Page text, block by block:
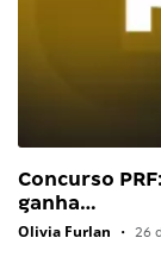
Concurso
ganha…
Olivia Furlan • 26